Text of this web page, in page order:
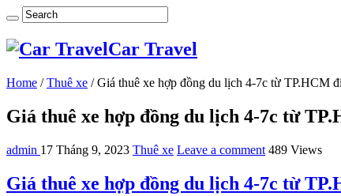
Car Travel
Home / Thuê xe / Giá thuê xe hợp đồng du lịch 4-7c từ TP.HCM
Giá thuê xe hợp đồng du lịch 4-7c từ
admin 17 Tháng 9, 2023 Thuê xe Leave a comment 489 Views
Giá thuê xe hợp đồng du lịch 4-7c từ